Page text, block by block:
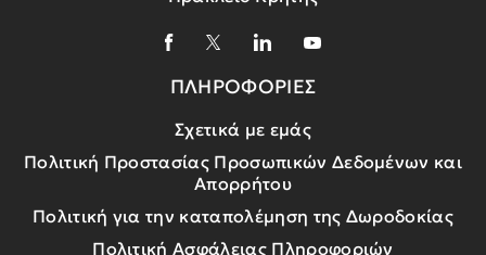
ΠΛΗΡΟΦΟΡΙΕΣ
Σχετικά με εμάς
Πολιτική Προστασίας Προσωπικών Δεδομένων και
Απορρήτου
Πολιτική για την καταπολέμηση της Δωροδοκίας
Πολιτική Ασφάλειας Πληροφοριών